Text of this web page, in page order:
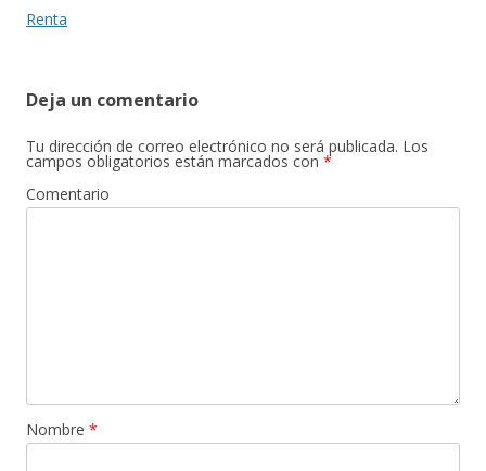
Renta
Deja un comentario
Tu dirección de correo electrónico no será publicada. Los
campos obligatorios están marcados con *
Comentario
Nombre *